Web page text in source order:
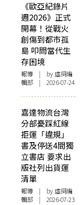
《歐亞紀錄片
週2026》正式
開幕！從戰火
創傷到都市孤
島 叩問當代生
存困境
報導 | by 虛詞編
輯部 | 2026-07-24
嘉達物流台灣
分部憂踩紅線
拒運「違規」
書及停送4間獨
立書店 要求出
版社列出貨運
清單
報導 | by 虛詞編
輯部 | 2026-07-23